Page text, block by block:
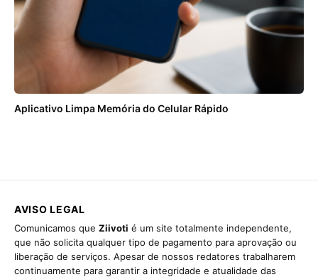
Aplicativo Limpa Memória do Celular Rápido
AVISO LEGAL
Comunicamos que Ziivoti é um site totalmente independente,
que não solicita qualquer tipo de pagamento para aprovação ou
liberação de serviços. Apesar de nossos redatores trabalharem
continuamente para garantir a integridade e atualidade das